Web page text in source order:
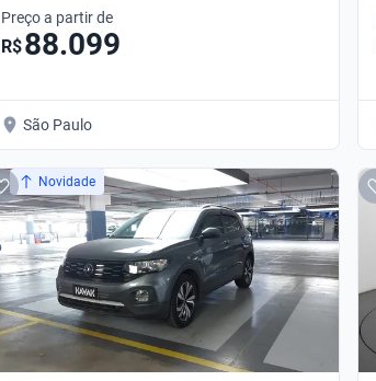
Preço a partir de
R$88.099
São Paulo
Novidade